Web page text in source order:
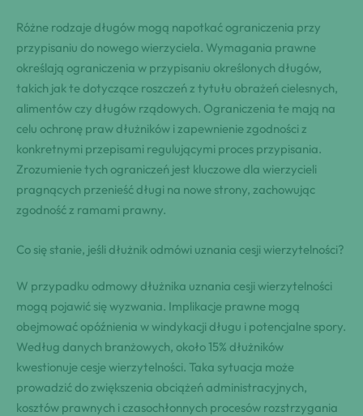
Różne rodzaje długów mogą napotkać ograniczenia przy
przypisaniu do nowego wierzyciela. Wymagania prawne
określają ograniczenia w przypisaniu określonych długów,
takich jak te dotyczące roszczeń z tytułu obrażeń cielesnych,
alimentów czy długów rządowych. Ograniczenia te mają na
celu ochronę praw dłużników i zapewnienie zgodności z
konkretnymi przepisami regulującymi proces przypisania.
Zrozumienie tych ograniczeń jest kluczowe dla wierzycieli
pragnących przenieść długi na nowe strony, zachowując
zgodność z ramami prawny.
Co się stanie, jeśli dłużnik odmówi uznania cesji wierzytelności?
W przypadku odmowy dłużnika uznania cesji wierzytelności
mogą pojawić się wyzwania. Implikacje prawne mogą
obejmować opóźnienia w windykacji długu i potencjalne spory.
Według danych branżowych, około 15% dłużników
kwestionuje cesje wierzytelności. Taka sytuacja może
prowadzić do zwiększenia obciążeń administracyjnych,
kosztów prawnych i czasochłonnych procesów rozstrzygania